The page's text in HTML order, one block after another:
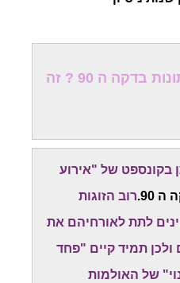
תכנון וארגון אירוע וחתונות בדקה ה 90 ? זה
בקונספט של "אירוע
90.
רוב הזוגות
לתת לאורחיהם את
תמיד קיים "פחד
של האולמות